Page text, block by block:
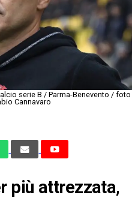
serie B / Parma-Benevento / foto
Cannavaro
più attrezzata,